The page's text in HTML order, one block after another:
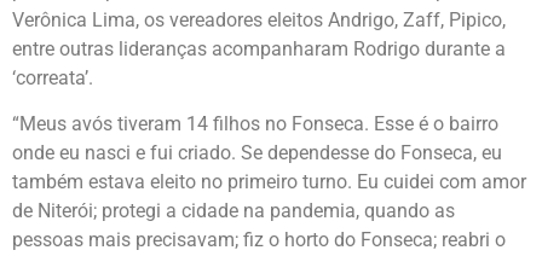
Verônica Lima, os vereadores eleitos Andrigo, Zaff, Pipico,
entre outras lideranças acompanharam Rodrigo durante a
‘correata’.
“Meus avós tiveram 14 filhos no Fonseca. Esse é o bairro
onde eu nasci e fui criado. Se dependesse do Fonseca, eu
também estava eleito no primeiro turno. Eu cuidei com amor
de Niterói; protegi a cidade na pandemia, quando as
pessoas mais precisavam; fiz o horto do Fonseca; reabri o